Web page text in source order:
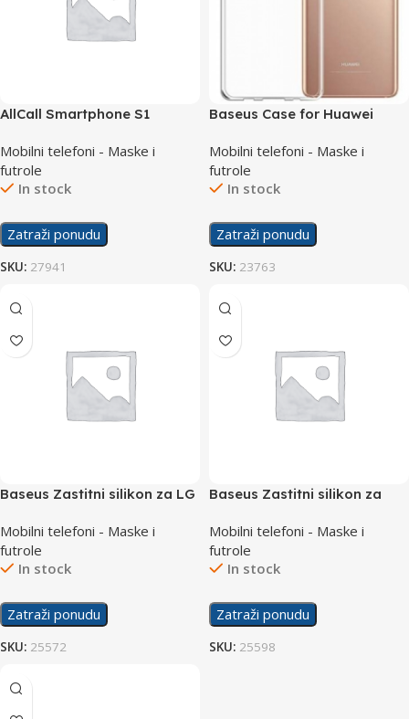
AllCall Smartphone S1
Mobilni telefoni - Maske i
futrole
In stock
Zatraži ponudu
SKU: 27941
Baseus Case for Huawei
Mobilni telefoni - Maske i
futrole
In stock
Zatraži ponudu
SKU: 23763
Baseus Zastitni silikon za LG
Mobilni telefoni - Maske i
futrole
In stock
Zatraži ponudu
SKU: 25572
Baseus Zastitni silikon za
Mobilni telefoni - Maske i
futrole
In stock
Zatraži ponudu
SKU: 25598